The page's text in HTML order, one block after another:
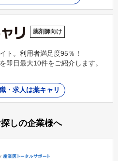
薬剤師向け
ト。利用者満足度95％！
即日最大10件をご紹介します。
・求人は薬キャリ
しの企業様へ